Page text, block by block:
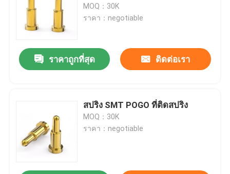
MOQ：30K
ราคา：negotiable
ราคาถูกที่สุด ติดต่อเรา
สปริง SMT POGO ที่ติดสปริง
MOQ：30K
ราคา：negotiable